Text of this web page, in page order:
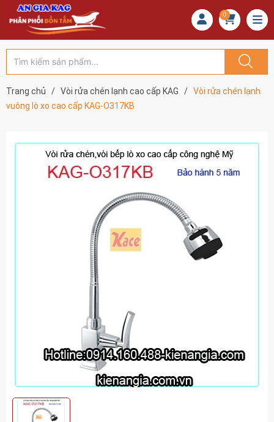
0
Trang chủ / Vòi rửa chén lạnh cao cấp KAG / Vòi rửa chén lạnh
vuông lò xo cao cấp KAG-O317KB